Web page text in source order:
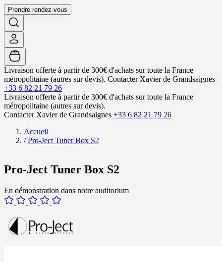
Prendre rendez-vous
Livraison offerte à partir de 300€ d'achats sur toute la France
métropolitaine (autres sur devis). Contacter Xavier de Grandsaignes
+33 6 82 21 79 26
Livraison offerte à partir de 300€ d'achats sur toute la France
métropolitaine (autres sur devis).
Contacter Xavier de Grandsaignes +33 6 82 21 79 26
Accueil
/ Pro-Ject Tuner Box S2
Pro-Ject Tuner Box S2
En démonstration dans notre auditorium